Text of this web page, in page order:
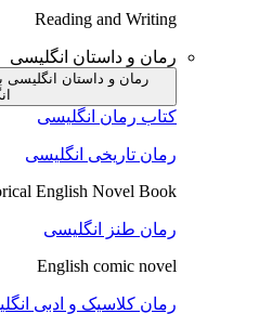
Reading and Writing
رمان و داستان انگلیسی
رمان و داستان انگلیسی
کتاب رمان انگلیسی
رمان تاریخی انگلیسی
English Novel Book
رمان طنز انگلیسی
English comic novel
رمان کلاسیک و ادبی